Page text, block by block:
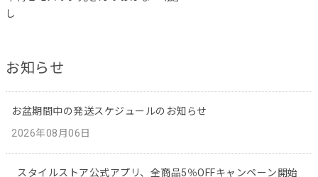
し
お知らせ
お盆期間中の発送スケジュールのお知らせ
2026年08月06日
スタイルストア公式アプリ、全商品5％OFFキャンペーン開始